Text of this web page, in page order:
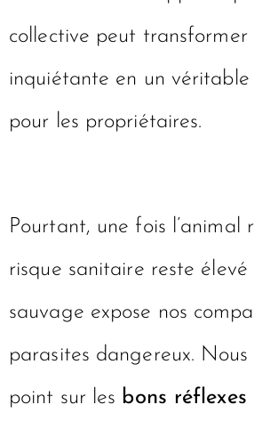
collective peut transformer
inquiétante en un
pour les propriétaires.
Pourtant, une fois l’animal
risque sanitaire reste
sauvage expose nos
parasites dangereux.
point sur les bons